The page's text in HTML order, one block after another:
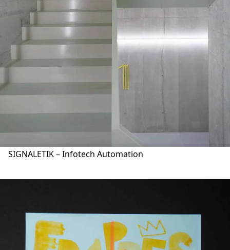
SIGNALETIK – Infotech Automation